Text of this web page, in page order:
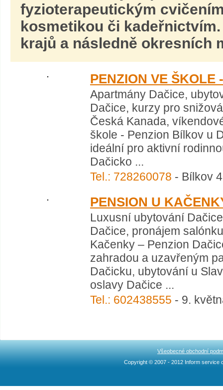
fyzioterapeutickým
kosmetikou či
krajů a následně okresních
PENZION VE ŠKOLE
Apartmány Dačice,
Dačice, kurzy pro
Česká Kanada,
škole - Penzion Bílkov u
ideální pro aktivní
Dačicko ...
Tel.: 728260078 - Bílkov
PENSION U
Luxusní ubytování
Dačice, pronájem
Kačenky – Penzion
zahradou a uzavřeným
Dačicku, ubytování u
oslavy Dačice ...
Tel.: 602438555 - 9.
Všeobecné obchodní
Copyright © 2007 - 2012 Inform service